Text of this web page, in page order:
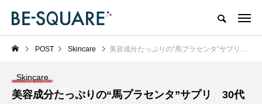
POST Skincare 美容成分たっぷりの“馬プラセンタ”サプリ 30代肌が変わったと思ったら
Skincare
美容成分たっぷりの“馬プラセンタ”サプリ 30代